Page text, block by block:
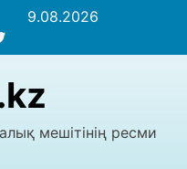
9.08.2026
мешітінің ресми